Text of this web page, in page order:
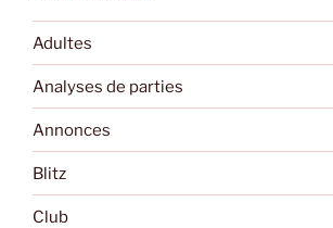
Adultes
Analyses de parties
Annonces
Blitz
Club